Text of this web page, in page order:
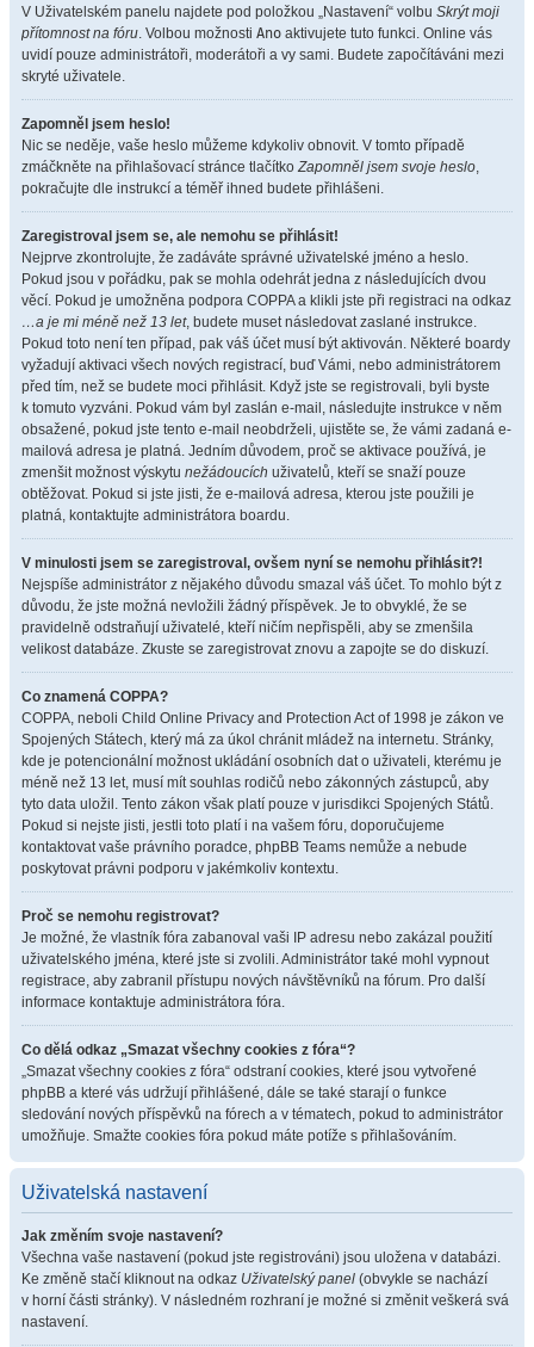
V Uživatelském panelu najdete pod položkou „Nastavení“ volbu Skrýt moji
přítomnost na fóru. Volbou možnosti Ano aktivujete tuto funkci. Online vás
uvidí pouze administrátoři, moderátoři a vy sami. Budete započítáváni mezi
skryté uživatele.
Zapomněl jsem heslo!
Nic se neděje, vaše heslo můžeme kdykoliv obnovit. V tomto případě
zmáčkněte na přihlašovací stránce tlačítkoZapomněl jsem svoje heslo,
pokračujte dle instrukcí a téměř ihned budete přihlášeni.
Zaregistroval jsem se, ale nemohu se přihlásit!
Nejprve zkontrolujte, že zadáváte správné uživatelské jméno a heslo.
Pokud jsou v pořádku, pak se mohla odehrát jedna z následujících dvou
věcí. Pokud je umožněna podpora COPPA a klikli jste při registraci na odkaz
…a je mi méně než 13 let, budete muset následovat zaslané instrukce.
Pokud toto není ten případ, pak váš účet musí být aktivován. Některé boardy
vyžadují aktivaci všech nových registrací, buď Vámi, nebo administrátorem
před tím, než se budete moci přihlásit. Když jste se registrovali, byli byste
k tomuto vyzváni. Pokud vám byl zaslán e-mail, následujte instrukce v něm
obsažené, pokud jste tento e-mail neobdrželi, ujistěte se, že vámi zadaná e-
mailová adresa je platná. Jedním důvodem, proč se aktivace používá, je
zmenšit možnost výskytu nežádoucích uživatelů, kteří se snaží pouze
obtěžovat. Pokud si jste jisti, že e-mailová adresa, kterou jste použili je
platná, kontaktujte administrátora boardu.
V minulosti jsem se zaregistroval, ovšem nyní se nemohu přihlásit?!
Nejspíše administrátor z nějakého důvodu smazal váš účet. To mohlo být z
důvodu, že jste možná nevložili žádný příspěvek. Je to obvyklé, že se
pravidelně odstraňují uživatelé, kteří ničím nepřispěli, aby se zmenšila
velikost databáze. Zkuste se zaregistrovat znovu a zapojte se do diskuzí.
Co znamená COPPA?
COPPA, neboli Child Online Privacy and Protection Act of 1998 je zákon ve
Spojených Státech, který má za úkol chránit mládež na internetu. Stránky,
kde je potencionální možnost ukládání osobních dat o uživateli, kterému je
méně než 13 let, musí mít souhlas rodičů nebo zákonných zástupců, aby
tyto data uložil. Tento zákon však platí pouze v jurisdikci Spojených Států.
Pokud si nejste jisti, jestli toto platí i na vašem fóru, doporučujeme
kontaktovat vaše právního poradce, phpBB Teams nemůže a nebude
poskytovat právni podporu v jakémkoliv kontextu.
Proč se nemohu registrovat?
Je možné, že vlastník fóra zabanoval vaši IP adresu nebo zakázal použití
uživatelského jména, které jste si zvolili. Administrátor také mohl vypnout
registrace, aby zabranil přístupu nových návštěvníků na fórum. Pro další
informace kontaktuje administrátora fóra.
Co dělá odkaz „Smazat všechny cookies z fóra“?
„Smazat všechny cookies z fóra“ odstraní cookies, které jsou vytvořené
phpBB a které vás udržují přihlášené, dále se také starají o funkce
sledování nových příspěvků na fórech a v tématech, pokud to administrátor
umožňuje. Smažte cookies fóra pokud máte potíže s přihlašováním.
Uživatelská nastavení
Jak změním svoje nastavení?
Všechna vaše nastavení (pokud jste registrováni) jsou uložena v databázi.
Ke změně stačí kliknout na odkaz Uživatelský panel (obvykle se nachází
v horní části stránky). V následném rozhraní je možné si změnit veškerá svá
nastavení.